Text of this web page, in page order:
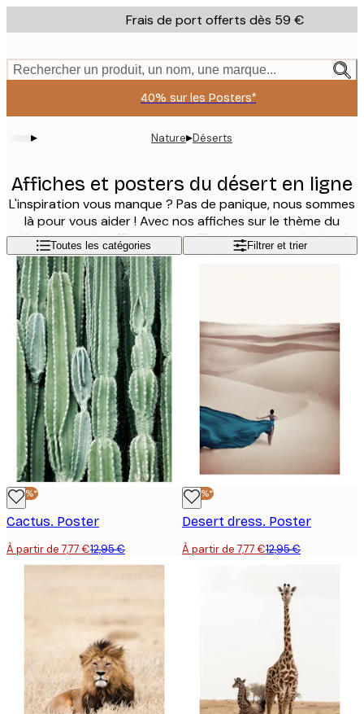
to
content.
Frais de port offerts dès 59 €
Rechercher un produit, un nom, une marque...
40% sur les Posters*
▸ Nature▸Déserts
Affiches et posters du désert en ligne
L'inspiration vous manque ? Pas de panique, nous sommes
là pour vous aider ! Avec nos affiches sur le thème du
désert, vous insufflerez un souffle nouveau et saharien à
votre intérieur. Dénichez parmi nos photos, illustrations et
arts graphiques l'affiche de désert que vous préférez et
qui aura la chance d'être exposée chez vous !
Lire la suite
Toutes les catégories Filtrer et trier
-40%*
Cactus. Poster
À partir de 7,77 €12,95 €
-40%*
Desert dress. Poster
À partir de 7,77 €12,95 €